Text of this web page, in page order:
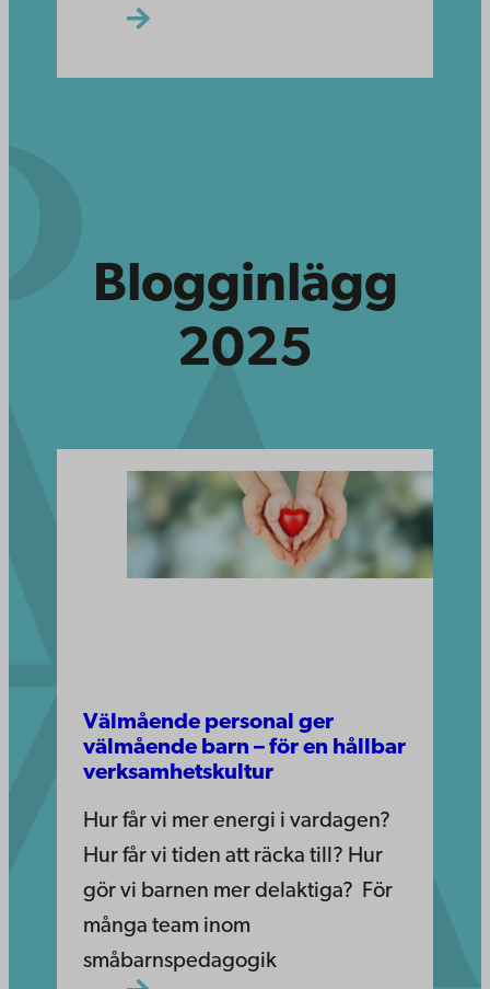
Blogginlägg
2025
Välmående personal ger
välmående barn – för en hållbar
verksamhetskultur
Hur får vi mer energi i vardagen?
Hur får vi tiden att räcka till? Hur
gör vi barnen mer delaktiga? För
många team inom
småbarnspedagogik